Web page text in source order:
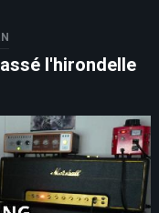
l'hirondelle